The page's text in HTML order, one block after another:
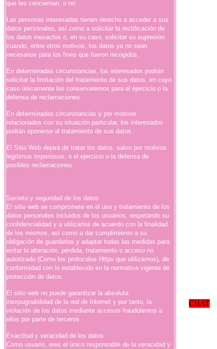
CHAT
que les conciernan, o no.
Las personas interesadas tienen derecho a acceder a sus
datos personales, así como a solicitar la rectificación de
los datos inexactos o, en su caso, solicitar su supresión
cuando, entre otros motivos, los datos ya no sean
necesarios para los fines que fueron recogidos.
En determinadas circunstancias, los interesados podrán
solicitar la limitación del tratamiento de sus datos, en cuyo
caso únicamente los conservaremos para el ejercicio o la
defensa de reclamaciones.
En determinadas circunstancias y por motivos
relacionados con su situación particular, los interesados
podrán oponerse al tratamiento de sus datos.
El Sitio Web dejará de tratar los datos, salvo por motivos
legítimos imperiosos, o el ejercicio o la defensa de
posibles reclamaciones.
Secreto y seguridad de los datos
El sitio web se compromete en el uso y tratamiento de los
datos personales incluidos de los usuarios, respetando su
confidencialidad y a utilizarlos de acuerdo con la finalidad
de los mismos, así como a dar cumplimiento a su
obligación de guardarlos y adaptar todas las medidas para
evitar la alteración, pérdida, tratamiento o acceso no
autorizado (Como los protocolos Https que utilizamos), de
conformidad con lo establecido en la normativa vigente de
protección de datos.
El sitio web no puede garantizar la absoluta
inexpugnabilidad de la red de Internet y por tanto, la
violación de los datos mediante accesos fraudulentos a
ellos por parte de terceros.
Exactitud y veracidad de los datos
Como usuario, eres el único responsable de la veracidad y